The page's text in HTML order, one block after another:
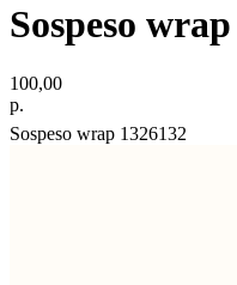
Sospeso
100,00
р.
Sospeso wrap 1326132